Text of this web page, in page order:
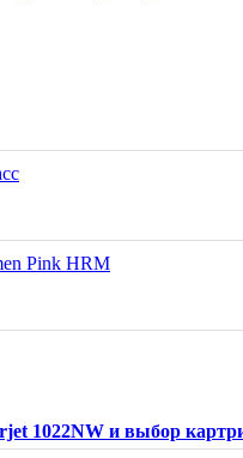
Pink HRM
1022NW и выбор